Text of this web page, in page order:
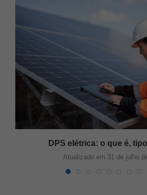
DPS elétrica: o que é,
Atualizado em 31 de julho